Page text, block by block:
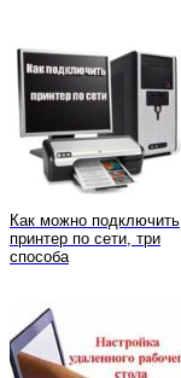
Как можно подключить
принтер по сети, три
способа